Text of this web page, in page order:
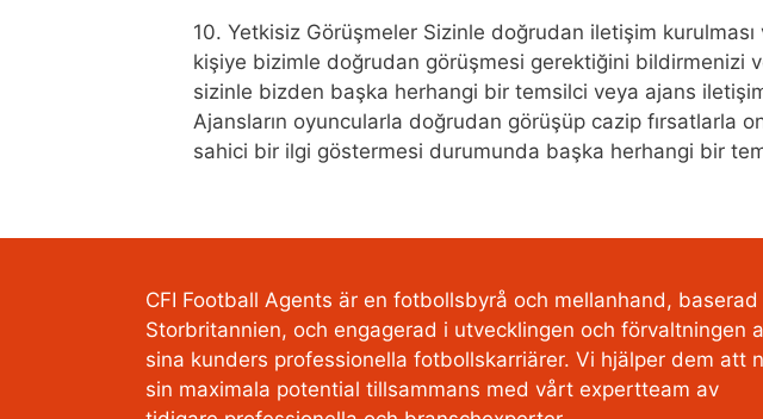
10. Yetkisiz Görüşmeler Sizinle doğrudan iletişim
kişiye bizimle doğrudan görüşmesi gerektiğini bildirmenizi
sizinle bizden başka herhangi bir temsilci veya ajans
Ajansların oyuncularla doğrudan görüşüp cazip fırsatlarla
sahici bir ilgi göstermesi durumunda başka herhangi bir
CFI Football Agents är en fotbollsbyrå och mellanhand, baserad
Storbritannien, och engagerad i utvecklingen och förvaltningen
sina kunders professionella fotbollskarriärer. Vi hjälper dem att
sin maximala potential tillsammans med vårt expertteam av